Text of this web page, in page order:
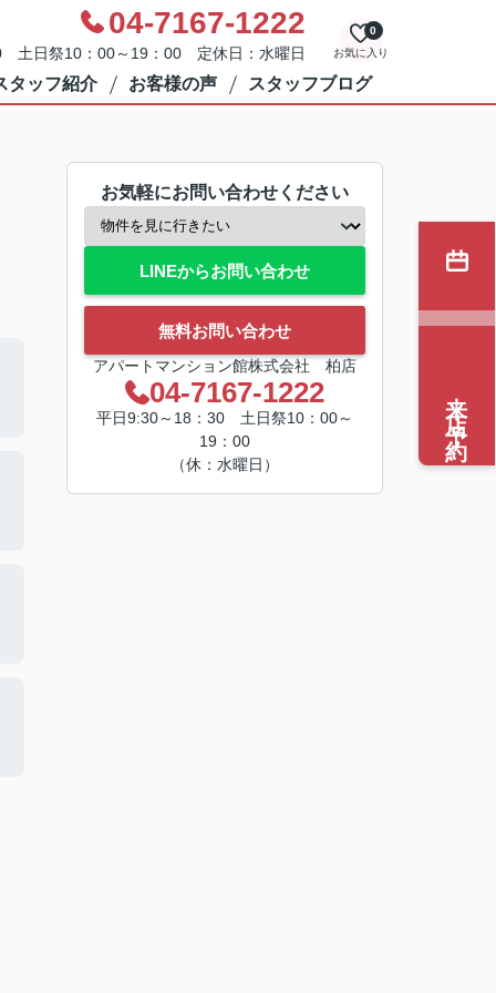
04-7167-1222
土日祭10：00～19：00 定休日：水曜日 お気に入り
0
タッフ紹介 お客様の声 スタッフブログ
お気軽にお問い合わせください
LINEからお問い合わせ
無料お問い合わせ
アパートマンション館株式会社 柏店
04-7167-1222
平日9:30～18：30 土日祭10：00～
19：00
（休：水曜日）
来店予約